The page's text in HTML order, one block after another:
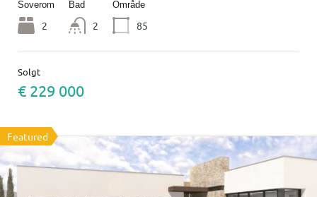
Soverom
2
Bad
2
Område
85
Solgt
€ 229 000
Featured